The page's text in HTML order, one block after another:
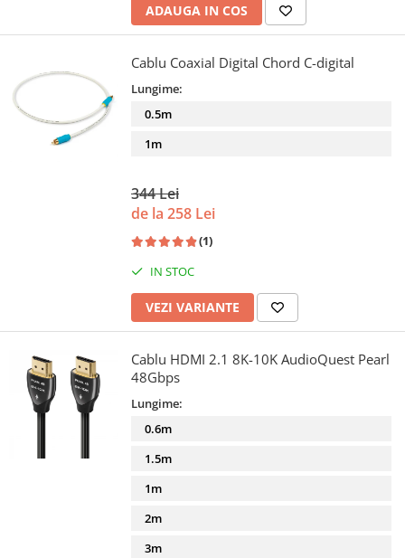
ADAUGA IN COS
Cablu Coaxial Digital Chord C-digital
Lungime:
0.5m
1m
344 Lei
de la 258 Lei
(1)
IN STOC
VEZI VARIANTE
Cablu HDMI 2.1 8K-10K AudioQuest Pearl
48Gbps
Lungime:
0.6m
1.5m
1m
2m
3m